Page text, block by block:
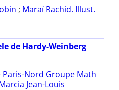
; Maraï Rachid. Illust.
de Hardy-Weinberg
Paris-Nord Groupe Math
Marcia Jean-Louis